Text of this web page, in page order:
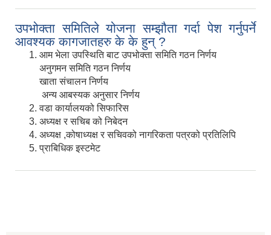
उपभोक्ता समितिले योजना सम्झौता गर्दा पेश गर्नुपर्ने
आवश्यक कागजातहरु के के हुन् ?
आम भेला उपस्थिति बाट उपभोक्ता समिति गठन निर्णय
अनुगमन समिति गठन निर्णय
खाता संचालन निर्णय
अन्य आबस्यक अनुसार निर्णय
वडा कार्यालयको सिफारिस
अध्यक्ष र सचिब को निबेदन
अध्यक्ष ,कोषाध्यक्ष र सचिवको नागरिकता पत्रको प्रतिलिपि
प्राबिधिक इस्टमेट